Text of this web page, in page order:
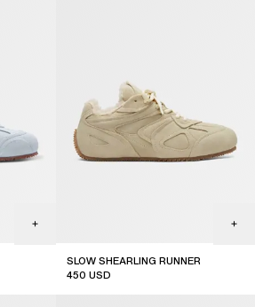
SLOW SHEARLING RUNNER
450 USD